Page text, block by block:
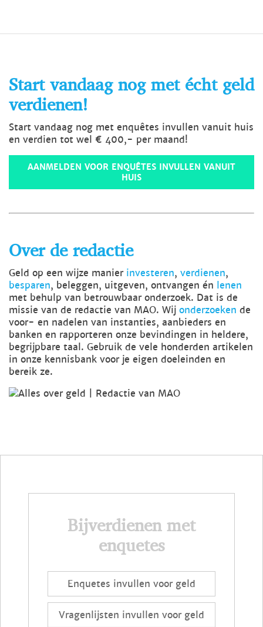
Start vandaag nog met écht geld
verdienen!
Start vandaag nog met enquêtes invullen vanuit huis
en verdien tot wel € 400,- per maand!
AANMELDEN VOOR ENQUÊTES INVULLEN VANUIT
HUIS
Over de redactie
Geld op een wijze manier investeren, verdienen,
besparen, beleggen, uitgeven, ontvangen én lenen
met behulp van betrouwbaar onderzoek. Dat is de
missie van de redactie van MAO. Wij onderzoeken de
voor- en nadelen van instanties, aanbieders en
banken en rapporteren onze bevindingen in heldere,
begrijpbare taal. Gebruik de vele honderden artikelen
in onze kennisbank voor je eigen doeleinden en
bereik ze.
Bijverdienen met
enquetes
Enquetes invullen voor geld
Vragenlijsten invullen voor geld